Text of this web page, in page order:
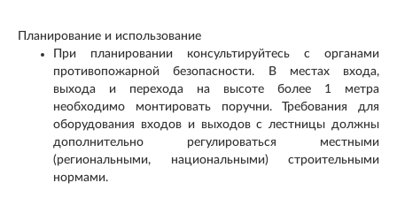
Планирование и использование
При планировании консультируйтесь с органами
противопожарной безопасности. В местах входа,
выхода и перехода на высоте более 1 метра
необходимо монтировать поручни. Требования для
оборудования входов и выходов с лестницы должны
дополнительно регулироваться местными
(региональными, национальными) строительными
нормами.